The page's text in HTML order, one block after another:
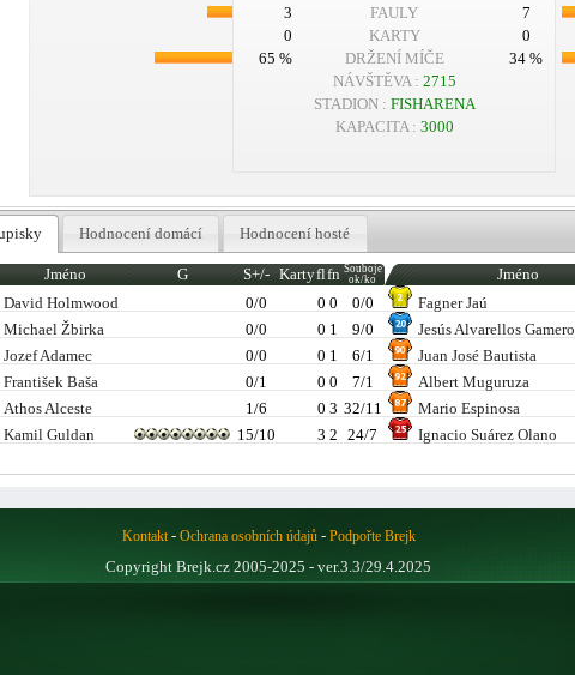
3
FAULY
7
0
KARTY
0
65 %
DRŽENÍ MÍČE
34 %
NÁVŠTĚVA : 2715
STADION : FISHARENA
KAPACITA : 3000
Hodnocení domácí Hodnocení hosté
Jméno G S+/- Kartyflfn Souboje
ok/ko
David Holmwood 0/0 0 0
0/0
Michael Žbirka
0/0 0 1
9/0
Jozef Adamec
0/0 0 1
6/1
František Baša
0/1 0 0
7/1
Athos Alceste
1/6 0 3 32/11
Kamil Guldan
15/10 3 2 24/7
Jméno
Fagner Jaú
Jesús Alvarellos Gamero
Juan José Bautista
Albert Muguruza
Mario Espinosa
Ignacio Suárez Olano
Kontakt- Ochrana osobních údajů- Podpořte Brejk
Copyright Brejk.cz 2005-2025 - ver.3.3/29.4.2025